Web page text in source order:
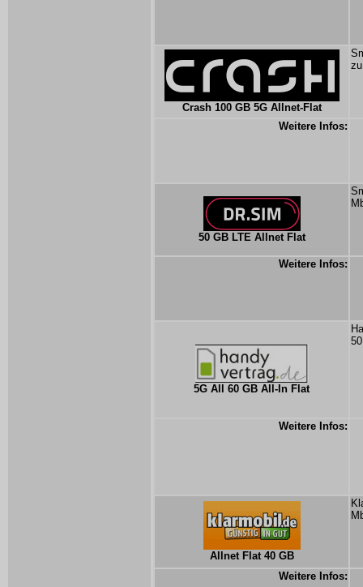
Crash 100 GB 5G Allnet-Flat
Weitere Infos:
50 GB LTE Allnet Flat
Weitere Infos:
5G All 60 GB All-In Flat
Weitere Infos:
Allnet Flat 40 GB
Weitere Infos: